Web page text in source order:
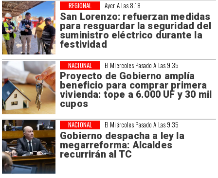
Ayer A Las 8:18
San Lorenzo: refuerzan medidas
para resguardar la seguridad del
suministro eléctrico durante la
festividad
REGIONAL
El Miércoles Pasado A Las 9:35
Proyecto de Gobierno amplía
beneficio para comprar primera
vivienda: tope a 6.000 UF y 30 mil
cupos
NACIONAL
El Miércoles Pasado A Las 9:35
Gobierno despacha a ley la
megarreforma: Alcaldes
recurrirán al TC
NACIONAL